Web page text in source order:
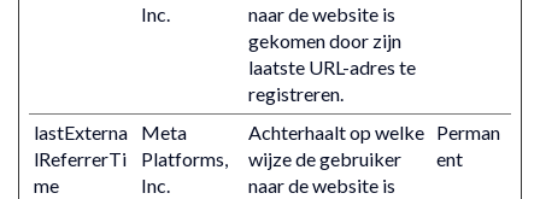
Inc.
naar de website is
gekomen door zijn
laatste URL-adres te
registreren.
lastExterna
lReferrerTi
me
Meta
Platforms,
Inc.
Achterhaalt op welke
wijze de gebruiker
naar de website is
Perman
ent